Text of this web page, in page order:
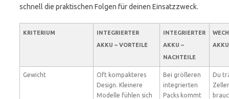
schnell die praktischen Folgen für deinen Einsatzzweck.
KRITERIUM
INTEGRIERTER
AKKU – VORTEILE
INTEGRIERTER
AKKU –
NACHTEILE
Gewicht
Oft kompakteres
Design. Kleinere
Modelle fühlen sich
Bei größeren
integrierten
Packs kommt
Du